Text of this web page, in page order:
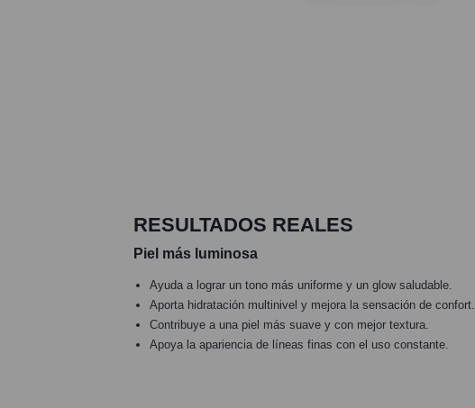
RESULTADOS REALES
Piel más luminosa
Ayuda a lograr un tono más uniforme y un glow saludable.
Aporta hidratación multinivel y mejora la sensación de confort.
Contribuye a una piel más suave y con mejor textura.
Apoya la apariencia de líneas finas con el uso constante.